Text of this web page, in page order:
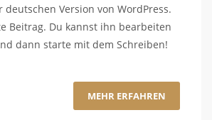
Version von WordPress.
Beitrag. Du kannst ihn bearbeiten
dann starte mit dem Schreiben!
MEHR ERFAHREN